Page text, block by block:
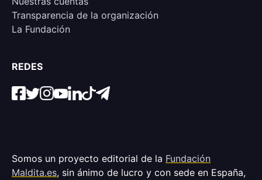
Transparencia de la organización
La Fundación
REDES
Somos un proyecto editorial de la Fundación
Maldita.es, sin ánimo de lucro y con sede en España,